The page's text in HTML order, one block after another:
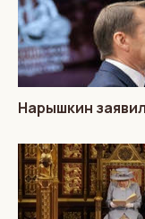
Нарышкин